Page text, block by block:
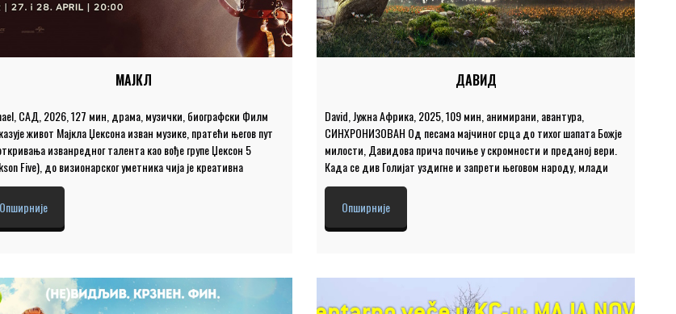
МАЈКЛ
САД, 2026, 127 мин, драма, музички, биографски Филм
живот Мајкла Џексона изван музике, пратећи његов пут
изванредног талента као вође групе Џексон 5
Five), до визионарског уметника чија је креативна
покренула неуморну вољу и жељу да постане највећи
на свету. Улоге: Џафар Џексон, Колмен Доминго, Мајлс
Џулијано Кру Валди, Лора Херијер, Ниа Лонг Режија: Антоан
Место и време: Велика сала, понедељак и уторак 27. и 28.
Опширније
ДАВИД
David, Јужна Африка, 2025, 109 мин, анимирани, авантура,
СИНХРОНИЗОВАН Од песама мајчиног срца до тихог шапата Божје
милости, Давидова прича почиње у скромности и преданој вери.
Када се див Голијат уздигне и запрети његовом народу, млади
пастир, наоружан само праћком, неколико каменчића и храброшћу
коју даје вера, смело стаје у одбрану оних које воли. Режија: Фил
Канингем, Брент Дос Место и време: Велика сала, понедељак и
уторак 27. и 28. април 2026. године у 18.00 Цена улазнице је 400
Опширније